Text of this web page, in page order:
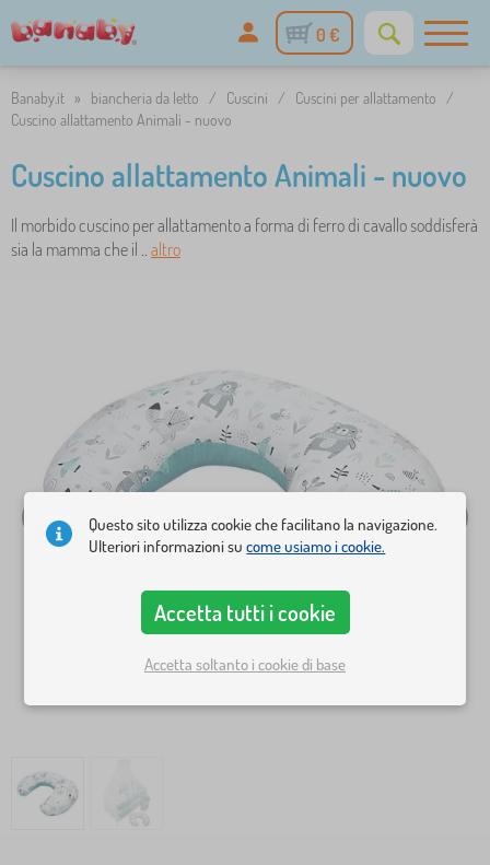
0 €
Banaby.it » biancheria da letto / Cuscini / Cuscini per allattamento
/
Cuscino allattamento Animali - nuovo
Cuscino allattamento Animali - nuovo
Il morbido cuscino per allattamento a forma di ferro di cavallo soddisferà
sia la mamma che il .. altro
Questo sito utilizza cookie che facilitano la navigazione.
Ulteriori informazioni sucome usiamo i cookie.
Accetta tutti i cookie
Accetta soltanto i cookie di base